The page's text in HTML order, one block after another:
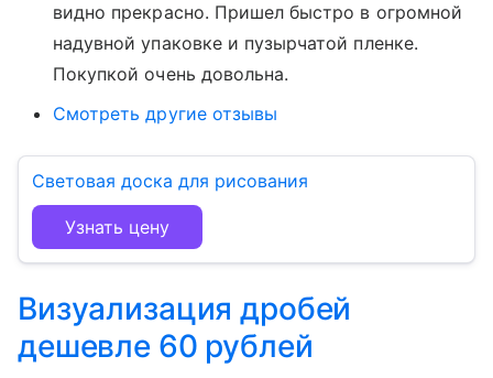
видно прекрасно. Пришел быстро в огромной
надувной упаковке и пузырчатой пленке.
Покупкой очень довольна.
Смотреть другие отзывы
Световая доска для рисования
Узнать цену
Визуализация дробей
дешевле 60 рублей